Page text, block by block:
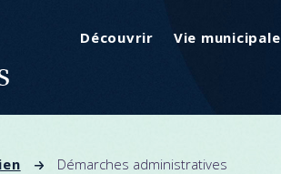
Découvrir Vie municipale
Démarches administratives